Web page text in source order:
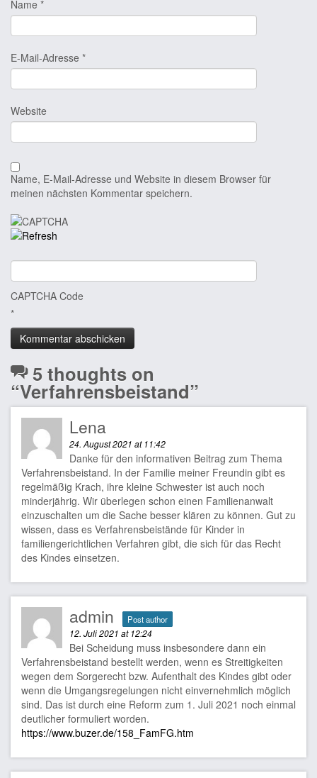
Name *
E-Mail-Adresse *
Website
Name, E-Mail-Adresse und Website in diesem Browser für
meinen nächsten Kommentar speichern.
CAPTCHA Code
*
5 thoughts on
“Verfahrensbeistand”
Lena
24. August 2021 at 11:42
Danke für den informativen Beitrag zum Thema
Verfahrensbeistand. In der Familie meiner Freundin gibt es
regelmäßig Krach, ihre kleine Schwester ist auch noch
minderjährig. Wir überlegen schon einen Familienanwalt
einzuschalten um die Sache besser klären zu können. Gut zu
wissen, dass es Verfahrensbeistände für Kinder in
familiengerichtlichen Verfahren gibt, die sich für das Recht
des Kindes einsetzen.
admin Post author
12. Juli 2021 at 12:24
Bei Scheidung muss insbesondere dann ein
Verfahrensbeistand bestellt werden, wenn es Streitigkeiten
wegen dem Sorgerecht bzw. Aufenthalt des Kindes gibt oder
wenn die Umgangsregelungen nicht einvernehmlich möglich
sind. Das ist durch eine Reform zum 1. Juli 2021 noch einmal
deutlicher formuliert worden.
https://www.buzer.de/158_FamFG.htm